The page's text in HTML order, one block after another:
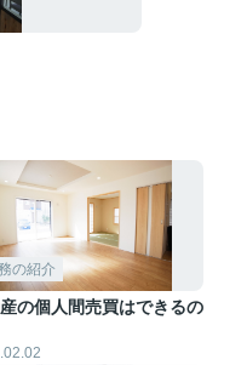
の紹介
の個人間売買はできるの